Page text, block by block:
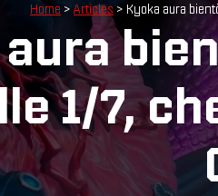
Home > Articles> Kyoka aura
1/7,